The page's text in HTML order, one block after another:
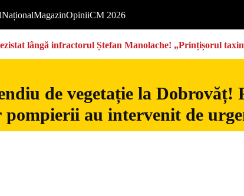
NaționalMagazinOpiniiCM 2026
lângă infractorul Ștefan Manolache! „Prințișorul
de vegetație la Dobrovăț!
au intervenit de